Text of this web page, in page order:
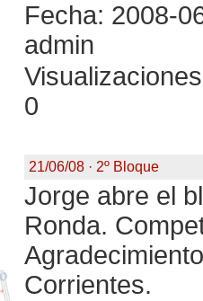
Fecha: 2008-
admin
0
21/06/08 · 2º Bloque
Jorge abre el
Ronda.
Corrientes.